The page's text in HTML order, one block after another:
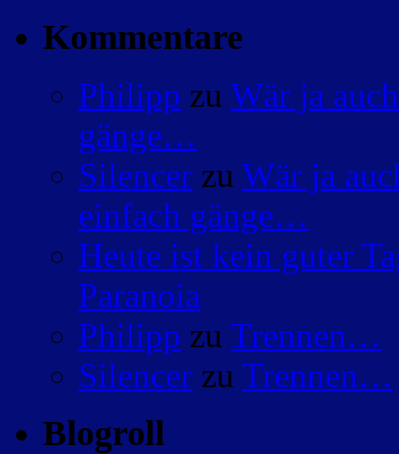
Kommentare
Philipp zu Wär ja
gänge…
Silencer zu Wär ja
einfach gänge…
Heute ist kein guter
Paranoia
Philipp zu Trennen…
Silencer zu Trennen…
Blogroll